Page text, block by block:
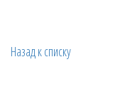
Назад к списку